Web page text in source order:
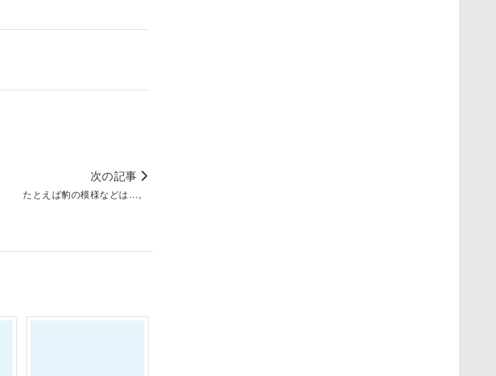
次の記事
たとえば豹の模様などは…。